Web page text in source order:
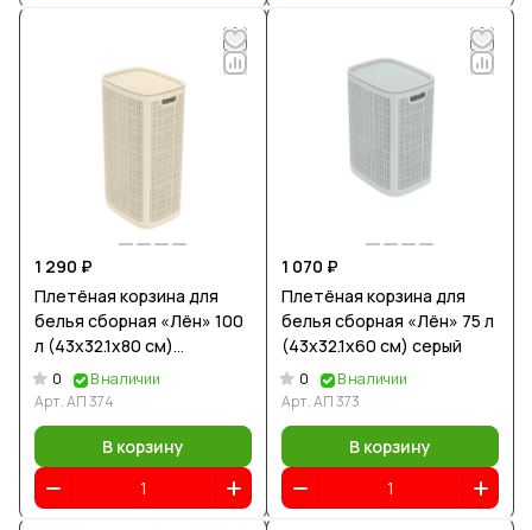
1 290 ₽
Плетёная корзина для
белья сборная «Лён» 100
л (43х32.1х80 см)
слоновая кость
0
В наличии
Арт.АП 374
В корзину
1 070 ₽
Плетёная корзина для
белья сборная «Лён» 75 л
(43х32.1х60 см) серый
0
В наличии
Арт.АП 373
В корзину